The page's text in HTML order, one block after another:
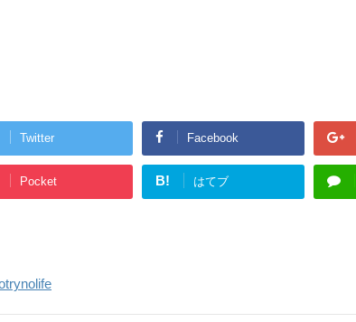
Twitter Facebook
Pocket B! はてブ